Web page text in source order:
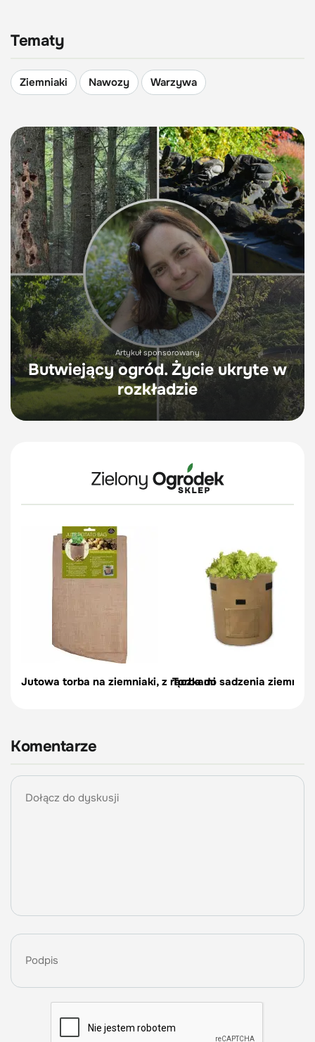
Tematy
Ziemniaki Nawozy Warzywa
Artykuł sponsorowany
Butwiejący ogród. Życie ukryte w
rozkładzie
Jutowa torba na ziemniaki, z rączkamiTorba do sadzenia
Komentarze